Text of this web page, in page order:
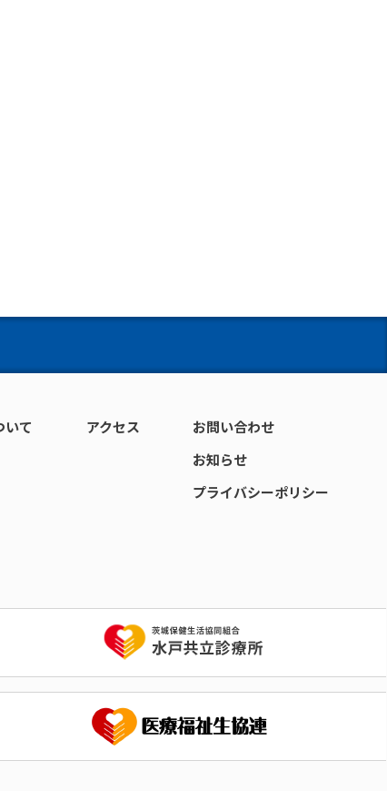
いて アクセス
お問い合わせ
お知らせ
プライバシーポリシー